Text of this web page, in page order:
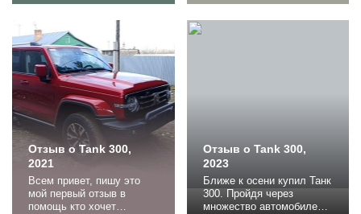
Бак справа Выбор честно
оказался не большим и в
итоге у дилера забрал в
максималке и допами до
100 тыс. Выбирал два
месяца, долго думал, все
же хотел уговорить себя
на бу авто, старая...
просто огонь: массивная,
солидная. Жена вечно
Отзыв о Tank 300,
2021
Всем привет, пишу это
мой первый отзыв в
помощь кто хочет
Отзыв о Tank 300,
2023
Ближе к осени купил Танк
300. Пройдя через
множество автомобилей,